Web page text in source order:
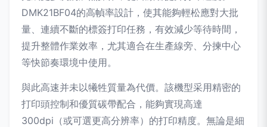
DMK21BF04的高幀率設計，使其能夠輕松應對大批
量、連續不斷的標簽打印任務，有效減少等待時間，
提升整體作業效率，尤其適合在生產線旁、分揀中心
等快節奏環境中使用。
與此高速并未以犧牲質量為代價。該機型采用精密的
打印頭控制和優質碳帶配合，能夠實現高達
300dpi（或可選更高分辨率）的打印精度。無論是細